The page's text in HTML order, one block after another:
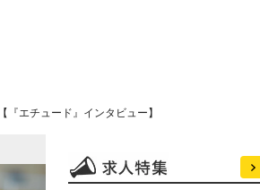
エチュード』インタビュー】